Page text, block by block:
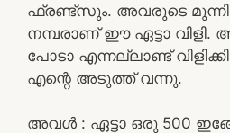
ഫ്രണ്ട്സും. അവരുടെ
നമ്പരാണ് ഈ ഏട്ടാ വിളി.
പോടാ എന്നല്ലാണ്ട്
എന്റെ അടുത്ത് വന്നു.
അവൾ : ഏട്ടാ ഒരു 500